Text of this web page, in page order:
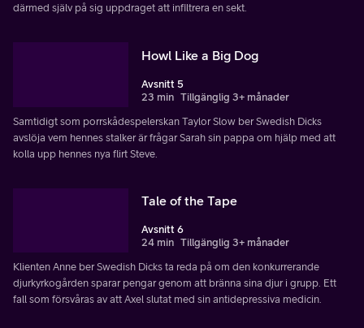
därmed själv på sig uppdraget att infiltrera en sekt.
Howl Like a Big Dog
Avsnitt 5
23 min Tillgänglig 3+ månader
Samtidigt som porrskådespelerskan Taylor Slow ber Swedish Dicks
avslöja vem hennes stalker är frågar Sarah sin pappa om hjälp med att
kolla upp hennes nya flirt Steve.
Tale of the Tape
Avsnitt 6
24 min Tillgänglig 3+ månader
Klienten Anne ber Swedish Dicks ta reda på om den konkurrerande
djurkyrkogården sparar pengar genom att bränna sina djur i grupp. Ett
fall som försvåras av att Axel slutat med sin antidepressiva medicin.